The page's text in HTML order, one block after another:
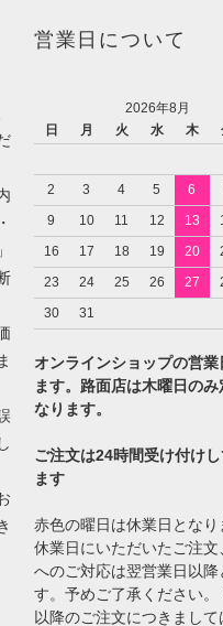
営業日について
2026年8月
日
月 火 水 木
2
3 4 5 6
9
10 11 12 13
16
17 18 19 20
23
24 25 26 27
30
31
オンラインショップの営業
ます。路面店は木曜日のみ
なります。
ご注文は24時間受け付けし
ます
赤色の曜日は休業日となり
休業日にいただいたご注文
へのご対応は翌営業日以降
す。予めご了承ください
以降のご注文につきまして